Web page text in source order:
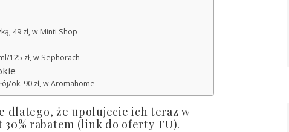
49 zł, w Minti Shop
125 zł, w Sephorach
ok. 90 zł, w Aromahome
dlatego, że upolujecie ich teraz w
30% rabatem (link do oferty TU).